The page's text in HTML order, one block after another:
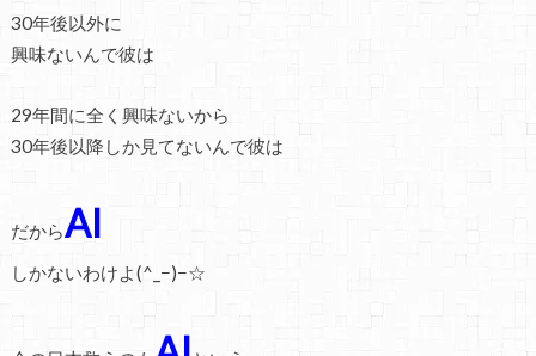
30年後以外に
興味ないんで彼は
29年間に全く興味ないから
30年後以降しか見てないんで彼は
だからAI
しかないわけよ(^_−)−☆